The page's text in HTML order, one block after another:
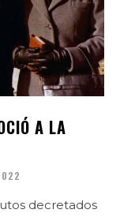
A LA
decretados